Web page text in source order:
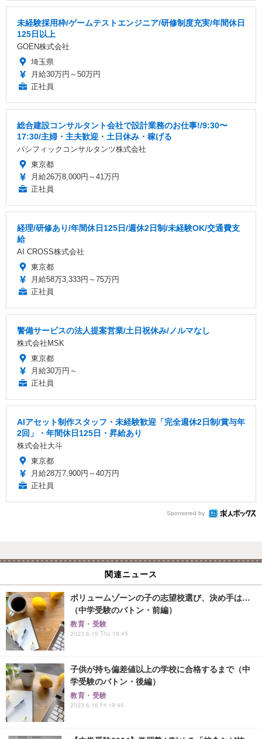
未経験採用枠/ゲームテストエンジニア/研修制度充実/年間休日
125日以上
GOEN株式会社
埼玉県
月給30万円～50万円
正社員
総合建設コンサルタント会社で設計業務のお仕事!/9:30〜
17:30/主婦・主夫歓迎・土日休み・稼げる
パシフィックコンサルタンツ株式会社
東京都
月給26万8,000円～41万円
正社員
経理/研修あり/年間休日125日/週休2日制/未経験OK/交通費支
給
AI CROSS株式会社
東京都
月給58万3,333円～75万円
正社員
警備サービスの法人提案営業/土日祝休み/ノルマなし
株式会社MSK
東京都
月給30万円～
正社員
AIアセット制作スタッフ・未経験歓迎「完全週休2日制/賞与年
2回」・年間休日125日・昇給あり
株式会社大斗
東京都
月給28万7,900円～40万円
正社員
Sponsored by
関連ニュース
ボリュームゾーンの子の志望校選び、決め手は…
（中学受験のバトン・前編）
教育・受験
2023.6.15 Thu 19:45
子供が持ち偏差値以上の学校に合格するまで（中
学受験のバトン・後編）
教育・受験
2023.6.16 Fri 19:45